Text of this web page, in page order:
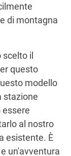
di montagna
scelto il
questo
modello
stazione
essere
al nostro
esistente. È
un'avventura